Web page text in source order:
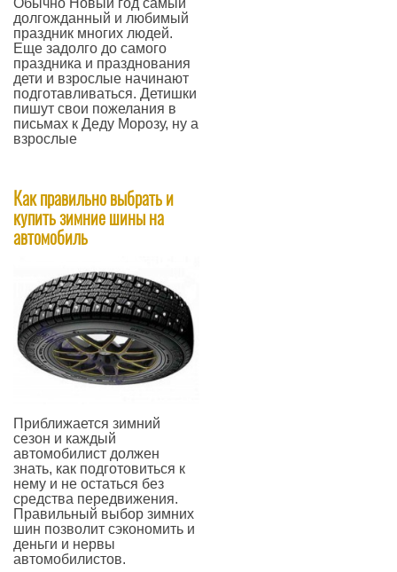
Обычно Новый год самый
долгожданный и любимый
праздник многих людей.
Еще задолго до самого
праздника и празднования
дети и взрослые начинают
подготавливаться. Детишки
пишут свои пожелания в
письмах к Деду Морозу, ну а
взрослые
Как правильно выбрать и
купить зимние шины на
автомобиль
​Приближается зимний
сезон и каждый
автомобилист должен
знать, как подготовиться к
нему и не остаться без
средства передвижения.
Правильный выбор зимних
шин позволит сэкономить и
деньги и нервы
автомобилистов.